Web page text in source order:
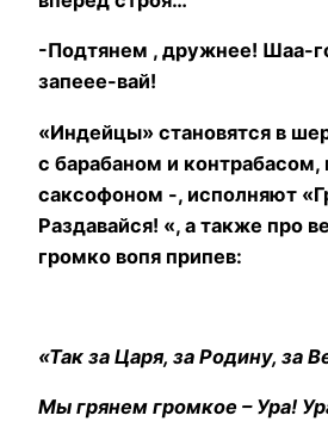
-Подтянем , дружнее! Шаа-
запеее-вай!
«Индейцы» становятся в
с барабаном и
саксофоном -, исполняют
Раздавайся! «, а также про
громко вопя припев:
«Так за Царя, за Родину, за
Мы грянем громкое – Ура!